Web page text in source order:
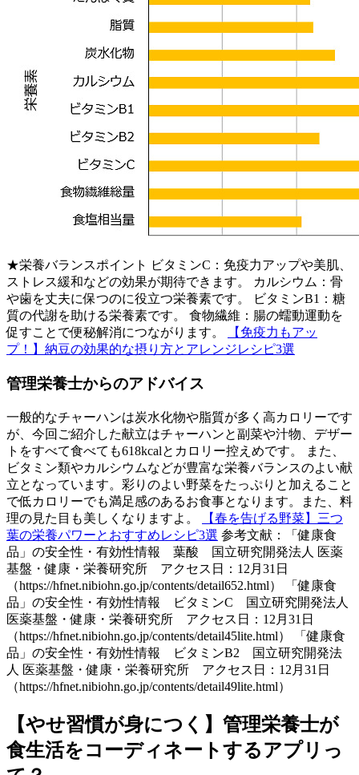
★栄養バランスポイント ビタミンC：免疫力アップや美肌、
ストレス緩和などの効果が期待できます。 カルシウム：骨
や歯を丈夫に保つのに役立つ栄養素です。 ビタミンB1：糖
質の代謝を助ける栄養素です。 食物繊維：腸の蠕動運動を
促すことで便秘解消につながります。
【免疫力もアッ
プ！】納豆の効果的な摂り方とアレンジレシピ3選
管理栄養士からのアドバイス
一般的なチャーハンは炭水化物や脂質が多く高カロリーです
が、今回ご紹介した献立はチャーハンと副菜や汁物、デザー
トをすべて食べても618kcalとカロリー控えめです。 また、
ビタミン類やカルシウムなどが豊富な栄養バランスのよい献
立となっています。彩りのよい野菜をたっぷりと加えること
で低カロリーでも満足感のあるお食事となります。また、料
理の見た目も美しくなりますよ。
【春を告げる野菜】三つ
葉の栄養パワーとおすすめレシピ3選 参考文献：「健康食
品」の安全性・有効性情報 葉酸 国立研究開発法人 医薬
基盤・健康・栄養研究所 アクセス日：12月31日
（https://hfnet.nibiohn.go.jp/contents/detail652.html） 「健康食
品」の安全性・有効性情報 ビタミンC 国立研究開発法人
医薬基盤・健康・栄養研究所 アクセス日：12月31日
（https://hfnet.nibiohn.go.jp/contents/detail45lite.html） 「健康食
品」の安全性・有効性情報 ビタミンB2 国立研究開発法
人 医薬基盤・健康・栄養研究所 アクセス日：12月31日
（https://hfnet.nibiohn.go.jp/contents/detail49lite.html）
【やせ習慣が身につく】管理栄養士が
食生活をコーディネートするアプリっ